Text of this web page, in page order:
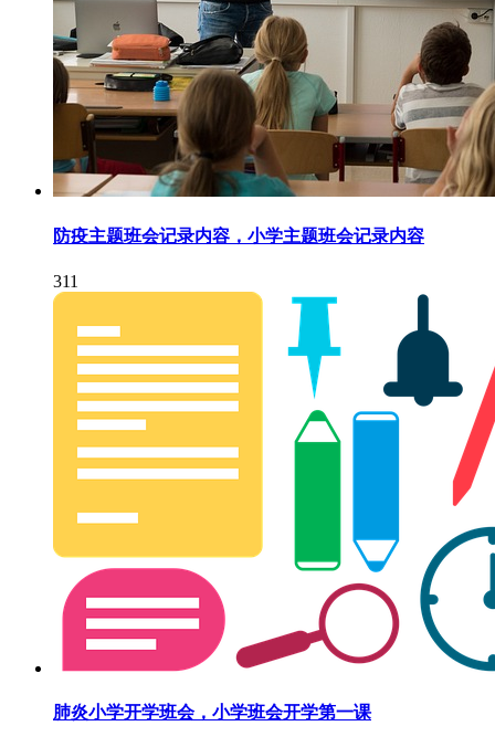
防疫主题班会记录内容，小学主题班会记录内容
311
肺炎小学开学班会，小学班会开学第一课